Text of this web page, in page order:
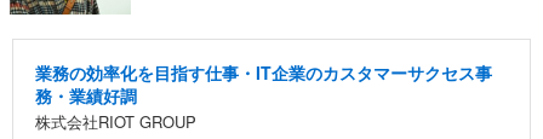
業務の効率化を目指す仕事・IT企業のカスタマーサクセス事
務・業績好調
株式会社RIOT GROUP